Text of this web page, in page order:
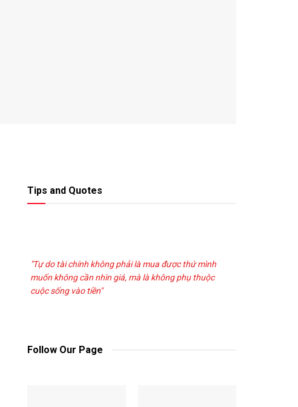
Tips and Quotes
"Tự do tài chính không phải là mua được thứ mình
muốn không cần nhìn giá, mà là không phụ thuộc
cuộc sống vào tiền"
Follow Our Page